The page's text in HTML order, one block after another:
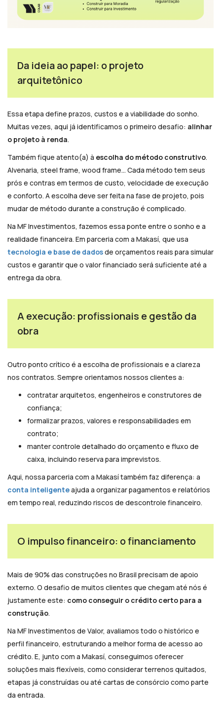
Da ideia ao papel: o projeto
arquitetônico
Essa etapa define prazos, custos e a viabilidade do sonho.
Muitas vezes, aqui já identificamos o primeiro desafio: alinhar
o projeto à renda.
Também fique atento(a) à escolha do método construtivo.
Alvenaria, steel frame, wood frame… Cada método tem seus
prós e contras em termos de custo, velocidade de execução
e conforto. A escolha deve ser feita na fase de projeto, pois
mudar de método durante a construção é complicado.
Na MF Investimentos, fazemos essa ponte entre o sonho e a
realidade financeira. Em parceria com a Makasí, que usa
tecnologia e base de dadosde orçamentos reais para simular
custos e garantir que o valor financiado será suficiente até a
entrega da obra.
A execução: profissionais e gestão da
obra
Outro ponto crítico é a escolha de profissionais e a clareza
nos contratos. Sempre orientamos nossos clientes a:
contratar arquitetos, engenheiros e construtores de
confiança;
formalizar prazos, valores e responsabilidades em
contrato;
manter controle detalhado do orçamento e fluxo de
caixa, incluindo reserva para imprevistos.
Aqui, nossa parceria com a Makasí também faz diferença: a
conta inteligenteajuda a organizar pagamentos e relatórios
em tempo real, reduzindo riscos de descontrole financeiro.
O impulso financeiro: o financiamento
Mais de 90% das construções no Brasil precisam de apoio
externo. O desafio de muitos clientes que chegam até nós é
justamente este: como conseguir o crédito certo para a
construção.
Na MF Investimentos de Valor, avaliamos todo o histórico e
perfil financeiro, estruturando a melhor forma de acesso ao
crédito. E, junto com a Makasí, conseguimos oferecer
soluções mais flexíveis, como considerar terrenos quitados,
etapas já construídas ou até cartas de consórcio como parte
da entrada.